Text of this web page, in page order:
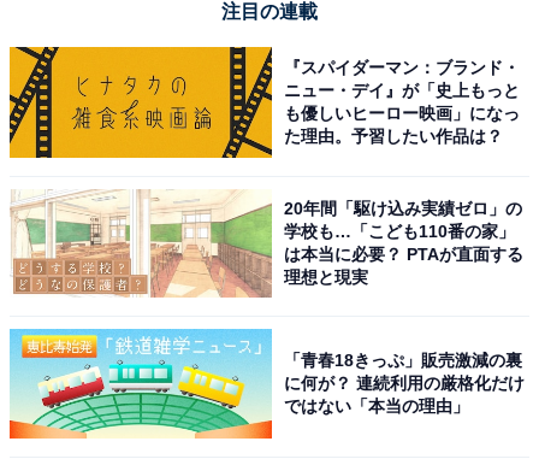
た。
※回答者からのコメントは原文ママです
次ページ 10位までのランキング結果を見る
注目の連載
『スパイダーマン：ブランド・
ニュー・デイ』が「史上もっと
も優しいヒーロー映画」になっ
た理由。予習したい作品は？
20年間「駆け込み実績ゼロ」の
学校も…「こども110番の家」
は本当に必要？ PTAが直面する
理想と現実
「青春18きっぷ」販売激減の裏
に何が？ 連続利用の厳格化だけ
ではない「本当の理由」